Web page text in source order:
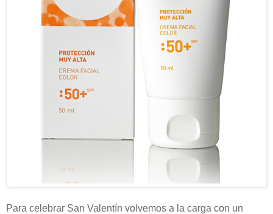
Para celebrar San Valentín volvemos a la carga con un